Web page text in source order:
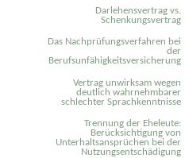
Darlehensvertrag vs.
Schenkungsvertrag
Das Nachprüfungsverfahren bei
der
Berufsunfähigkeitsversicherung
Vertrag unwirksam wegen
deutlich wahrnehmbarer
schlechter Sprachkenntnisse
Trennung der Eheleute:
Berücksichtigung von
Unterhaltsansprüchen bei der
Nutzungsentschädigung